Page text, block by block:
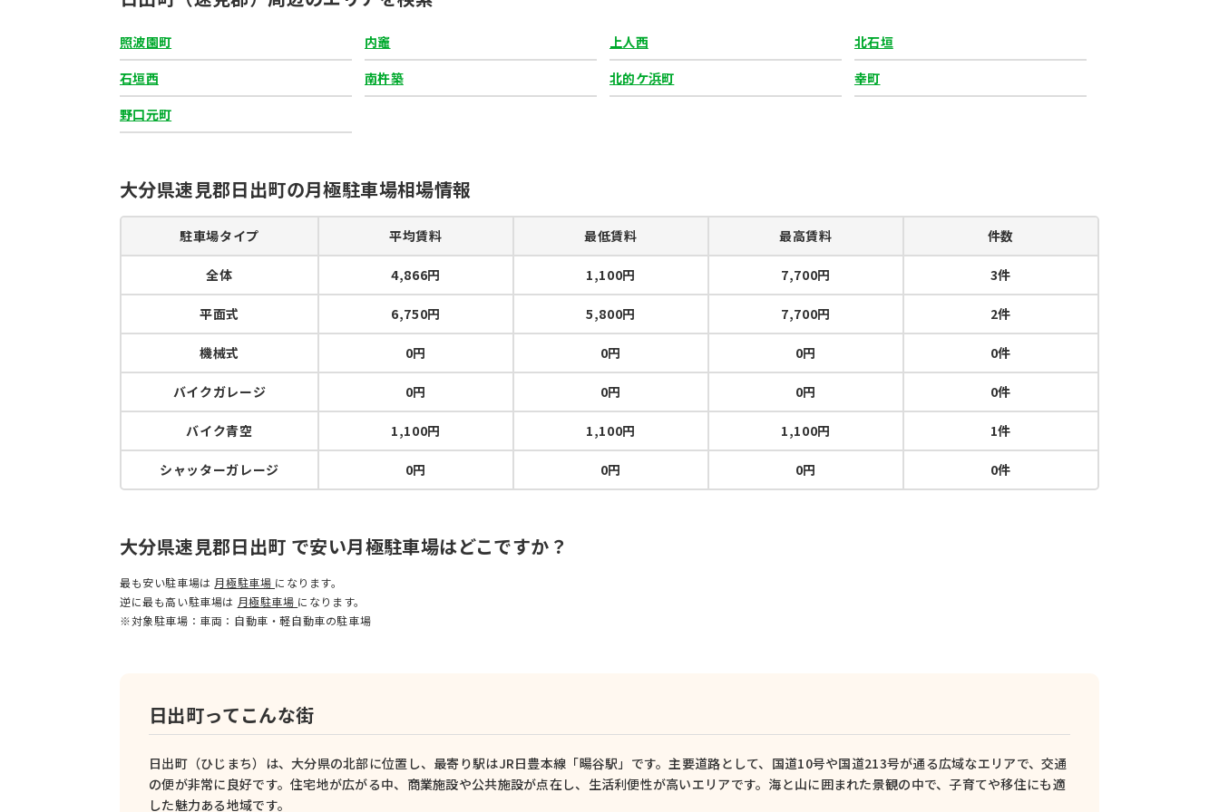
照波園町 内竈 上人西
北石垣
石垣西
南杵築 北的ケ浜町
幸町
野口元町
大分県速見郡日出町の月極駐車場相場情報
駐車場タイプ 平均賃料 最低賃料 最高賃料 件数
全体 4,866円 1,100円 7,700円 3件
平面式 6,750円 5,800円 7,700円 2件
機械式 0円 0円 0円 0件
バイクガレージ 0円 0円 0円 0件
バイク青空 1,100円 1,100円 1,100円 1件
シャッターガレージ 0円 0円 0円 0件
大分県速見郡日出町 で安い月極駐車場はどこですか？
最も安い駐車場は 月極駐車場 になります。
逆に最も高い駐車場は 月極駐車場 になります。
※対象駐車場：車両：自動車・軽自動車の駐車場
日出町ってこんな街
日出町（ひじまち）は、大分県の北部に位置し、最寄り駅はJR日豊本線「暘谷駅」です。主要道路として、国道10号や国道213号が通る広域なエリアで、交通
の便が非常に良好です。住宅地が広がる中、商業施設や公共施設が点在し、生活利便性が高いエリアです。海と山に囲まれた景観の中で、子育てや移住にも適
した魅力ある地域です。